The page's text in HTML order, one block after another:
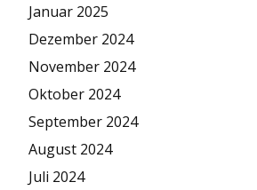
Januar 2025
Dezember 2024
November 2024
Oktober 2024
September 2024
August 2024
Juli 2024